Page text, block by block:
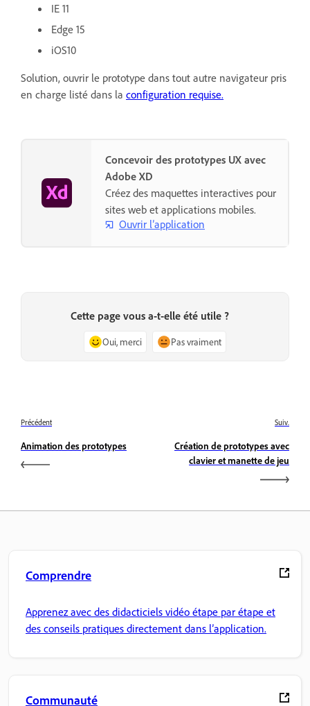
IE 11
Edge 15
iOS10
Solution, ouvrir le prototype dans tout autre navigateur pris
en charge listé dans la configuration requise.
Concevoir des prototypes UX avec
Adobe XD
Créez des maquettes interactives pour
sites web et applications mobiles.
Ouvrir l’application
Cette page vous a-t-elle été utile ?
Oui, merci Pas vraiment
Précédent
Animation des prototypes
Suiv.
Création de prototypes avec
clavier et manette de jeu
Comprendre
Apprenez avec des didacticiels vidéo étape par étape et
des conseils pratiques directement dans l’application.
Communauté